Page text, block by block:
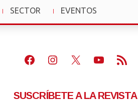
SECTOR
»
EVENTOS
»
Facebook
Instagram
X Youtube
Feed RSS
SUSCRÍBETE A LA REVISTA